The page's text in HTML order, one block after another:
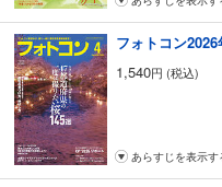
208 中谷吉隆の「フォトハイ句!
210 一生懸命フォトグラファー
218 「一意専心」フォトグラフ
介
220 こんな失敗、していません
第3章 撮影する相手とのコミュ
点 葛原よしひろ
222 写真展スケジュール
フォトコン
1,540円 (税込)
あらすじを表示す